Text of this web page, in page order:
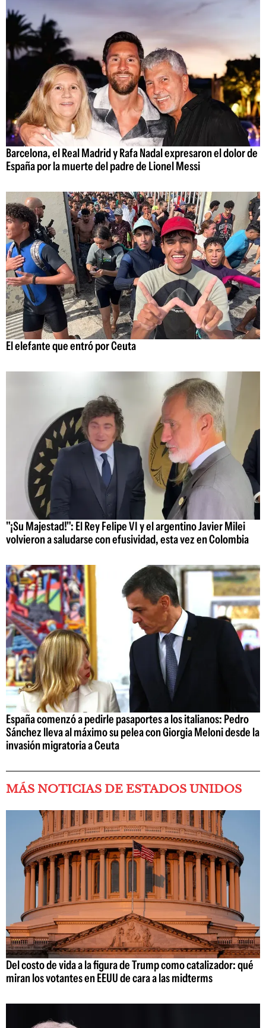
Barcelona, el Real Madrid y Rafa Nadal expresaron el dolor de
España por la muerte del padre de Lionel Messi
El elefante que entró por Ceuta
"¡Su Majestad!": El Rey Felipe VI y el argentino Javier Milei
volvieron a saludarse con efusividad, esta vez en Colombia
España comenzó a pedirle pasaportes a los italianos: Pedro
Sánchez lleva al máximo su pelea con Giorgia Meloni desde la
invasión migratoria a Ceuta
MÁS NOTICIAS DE ESTADOS UNIDOS
Del costo de vida a la figura de Trump como catalizador: qué
miran los votantes en EEUU de cara a las midterms